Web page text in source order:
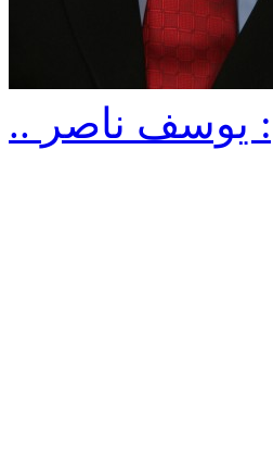
يوسف ناصر